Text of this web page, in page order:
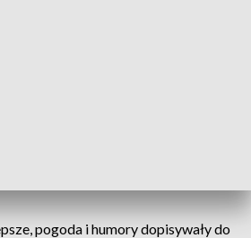
pogoda i humory dopisywały do